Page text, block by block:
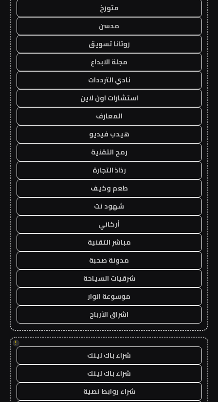
متورخ
مدسن
روتانا تسويق
مجلة الابداع
نادي الترددات
استشارات اون لاين
المعارف
هيدب فيديو
رمح التقنية
رذاذ التجارة
طعم وكيف
شهود نت
أركاني
مباشر التقنية
مدونة صحبة
شرقيات السياحة
موسوعة انوار
اشراق الأرباح
!
شراء باك لينك
شراء باك لينك
شراء روابط نصية